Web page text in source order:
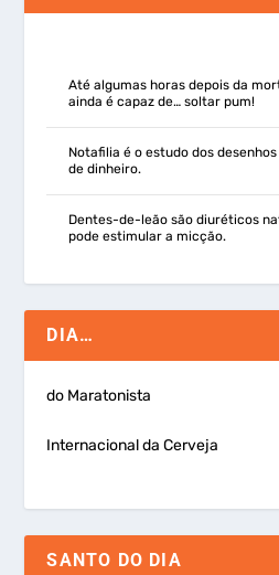
Até algumas horas depois da
ainda é capaz de… soltar pum!
Notafilia é o estudo dos
de dinheiro.
Dentes-de-leão são diuréticos
pode estimular a micção.
DIA…
do Maratonista
Internacional da Cerveja
SANTO DO DIA